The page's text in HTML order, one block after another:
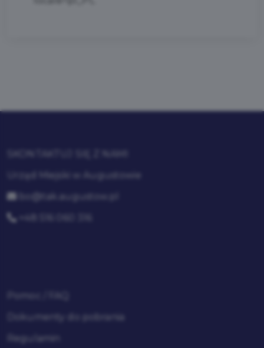
Urząd Miejski w Augustowie
bo@tak.augustow.pl
+48 516 060 316
Dokumenty do pobrania
Regulamin